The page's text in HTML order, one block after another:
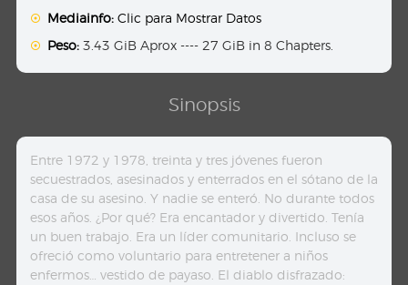
Mediainfo: Clic para Mostrar Datos
Peso: 3.43 GiB Aprox ---- 27 GiB in 8 Chapters.
Sinopsis
Entre 1972 y 1978, treinta y tres jóvenes fueron
secuestrados, asesinados y enterrados en el sótano de la
casa de su asesino. Y nadie se enteró. No durante todos
esos años. ¿Por qué? Era encantador y divertido. Tenía
un buen trabajo. Era un líder comunitario. Incluso se
ofreció como voluntario para entretener a niños
enfermos… vestido de payaso. El diablo disfrazado: